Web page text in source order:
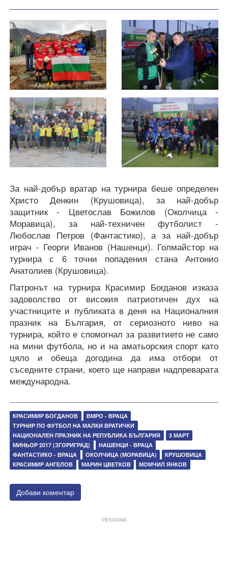
За най-добър вратар на турнира беше определен
Христо Денкин (Крушовица), за най-добър
защитник - Цветослав Божилов (Околчица -
Моравица), за най-техничен футболист -
Любослав Петров (Фантастико), а за най-добър
играч - Георги Иванов (Нашенци). Голмайстор на
турнира с 6 точни попадения стана Антонио
Анатолиев (Крушовица).
Патронът на турнира Красимир Богданов изказа
задоволство от високия патриотичен дух на
участниците и публиката в деня на Националния
празник на България, от сериозното ниво на
турнира, който е спомогнал за развитието не само
на мини футбола, но и на аматьорския спорт като
цяло и обеща догодина да има отбори от
съседните страни, което ще направи надпреварата
международна.
КРАСИМИР БОГДАНОВ
ВМРО - ВРАЦА
ТУРНИР ПО ФУТБОЛ НА МАЛКИ ВРАТИЧКИ
НАЦИОНАЛЕН ПРАЗНИК НА РЕПУБЛИКА БЪЛГАРИЯ
3 МАРТ
МИНЬОР 2017 (ЗГОРИГРАД)
НАШЕНЦИ - ВРАЦА
ФАНТАСТИКО - ВРАЦА
ОКОЛЧИЦА (МОРАВИЦА)
КРУШОВИЦА
КРАСИМИР АНГЕЛОВ
МАРИН ЦВЕТКОВ МОМЧИЛ ЯНКОВ
Добави коментар
РЕКЛАМА